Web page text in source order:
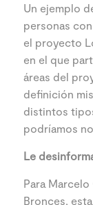
Un ejemplo
personas
el proyecto
en el que
áreas del
definición
distintos
podríamos
Le
Para
Bronces,